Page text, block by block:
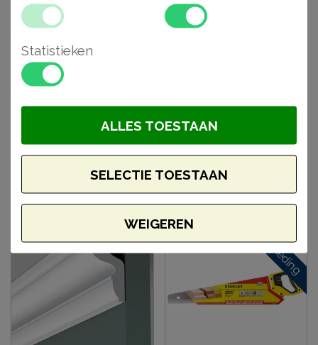
Orac CX110 plafondlijst
€ 19,85
BESTELLEN
Orac CX124 plafondlijst
€ 22,06
BESTELLEN
Aanbieding
Statistieken
WEIGEREN
SELECTIE TOESTAAN
ALLES TOESTAAN